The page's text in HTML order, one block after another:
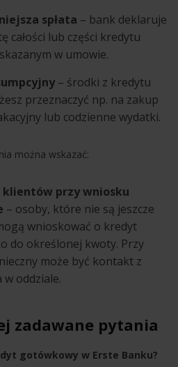
spłata – bank deklaruje
całości lub części kredytu
w umowie.
– środki z kredytu
przeznaczyć np. na zakup
lub codzienne wydatki.
można wskazać:
przy wniosku
– osoby, które nie są jeszcze
wnioskować o kredyt
do określonej kwoty. Przy
może być kontakt z
oddziale.
zadawane pytania
gotówkowy w Erste Banku?